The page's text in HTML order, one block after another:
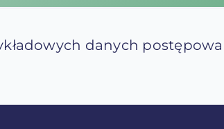
danych